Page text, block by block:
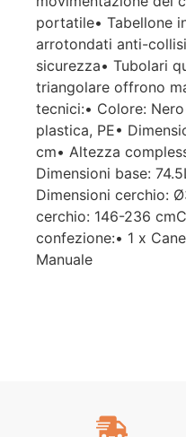
portatile• Tabellone
arrotondati anti-
sicurezza• Tubolari
triangolare offrono
tecnici:• Colore:
plastica, PE•
cm• Altezza
Dimensioni base:
Dimensioni cerchio:
cerchio: 146-236
confezione:• 1 x
Manuale